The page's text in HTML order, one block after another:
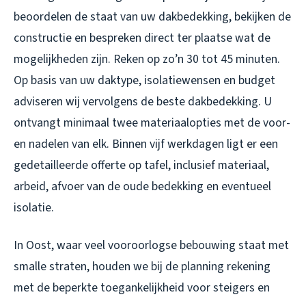
beoordelen de staat van uw dakbedekking, bekijken de
constructie en bespreken direct ter plaatse wat de
mogelijkheden zijn. Reken op zo’n 30 tot 45 minuten.
Op basis van uw daktype, isolatiewensen en budget
adviseren wij vervolgens de beste dakbedekking. U
ontvangt minimaal twee materiaalopties met de voor-
en nadelen van elk. Binnen vijf werkdagen ligt er een
gedetailleerde offerte op tafel, inclusief materiaal,
arbeid, afvoer van de oude bedekking en eventueel
isolatie.
In Oost, waar veel vooroorlogse bebouwing staat met
smalle straten, houden we bij de planning rekening
met de beperkte toegankelijkheid voor steigers en